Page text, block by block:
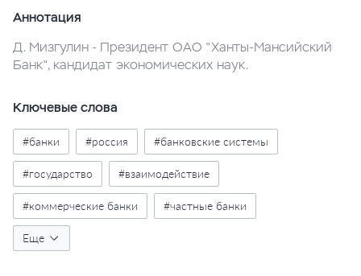
Аннотация
Д. Мизгулин - Президент ОАО "Ханты-Мансийский
Банк", кандидат экономических наук.
Ключевые слова
#банки #россия #банковские системы
#государство #взаимодействие
#коммерческие банки #частные банки
#государственное участие
Еще